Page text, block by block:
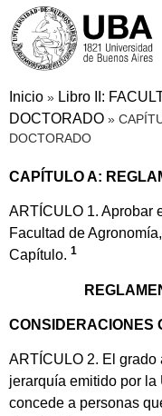
Inicio » Libro II:
DOCTORADO »
DOCTORADO
CAPÍTULO A:
ARTÍCULO 1. Aprobar
Facultad de
Capítulo. 1
CONSIDERACIONES
ARTÍCULO 2. El grado
jerarquía emitido por
concede a personas